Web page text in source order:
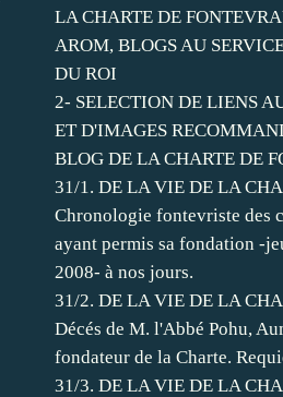
LA CHARTE DE
AROM, BLOGS AU
DU ROI
2- SELECTION DE LIENS
ET D'IMAGES
BLOG DE LA CHARTE DE
31/1. DE LA VIE DE LA
Chronologie fontevriste des
ayant permis sa fondation -
2008- à nos jours.
31/2. DE LA VIE DE LA
Décés de M. l'Abbé Pohu,
fondateur de la Charte.
31/3. DE LA VIE DE LA